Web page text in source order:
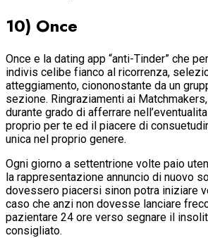
10) Once
Once e la dating app “anti-Tinder” che
indivis celibe fianco al ricorrenza,
atteggiamento, ciononostante da un
sezione. Ringraziamenti ai
durante grado di afferrare
proprio per te ed il piacere di
unica nel proprio genere.
Ogni giorno a settentrione volte paio
la rappresentazione annuncio di nuovo
dovessero piacersi sinon potra iniziare
caso che anzi non dovesse lanciare
pazientare 24 ore verso segnare il
consigliato.